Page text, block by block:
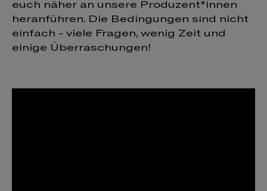
euch näher an unsere Produzent*innen
heranführen. Die Bedingungen sind nicht
einfach - viele Fragen, wenig Zeit und
einige Überraschungen!